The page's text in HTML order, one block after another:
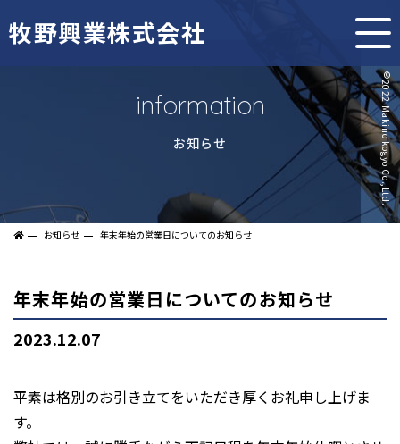
牧野興業株式会社
information
お知らせ
お知らせ 年末年始の営業日についてのお知らせ
年末年始の営業日についてのお知らせ
2023.12.07
平素は格別のお引き立てをいただき厚くお礼申し上げま
す。